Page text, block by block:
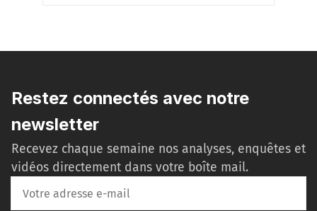
Restez connectés avec notre
newsletter
Recevez chaque semaine nos analyses, enquêtes et
vidéos directement dans votre boîte mail.